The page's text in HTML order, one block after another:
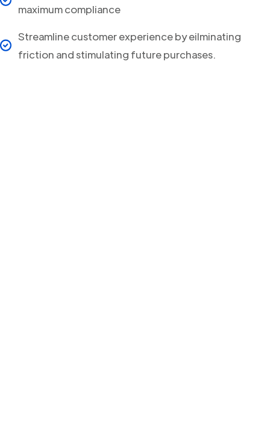
maximum compliance
Streamline customer experience by eilminating
friction and stimulating future purchases.